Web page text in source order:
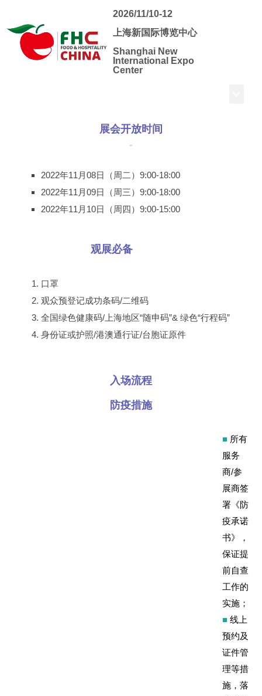
2026/11/10-12
上海新国际博览中心
Shanghai New
International Expo
Center
展会开放时间
2022年11月08日（周二）9:00-18:00
2022年11月09日（周三）9:00-18:00
2022年11月10日（周四）9:00-15:00
观展必备
口罩
观众预登记成功条码/二维码
全国绿色健康码/上海地区“随申码”& 绿色“行程码”
身份证或护照/港澳通行证/台胞证原件
入场流程
防疫措施
■ 所有
服务
商/参
展商签
署《防
疫承诺
书》，
保证提
前自查
工作的
实施；
■ 线上
预约及
证件管
理等措
施，落